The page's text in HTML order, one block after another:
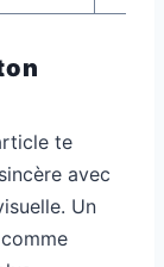
te
avec
Un